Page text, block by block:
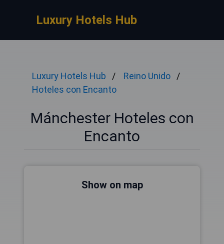
Luxury Hotels Hub
Luxury Hotels Hub
Reino Unido
Hoteles con Encanto
Mánchester Hoteles con
Encanto
Show on map